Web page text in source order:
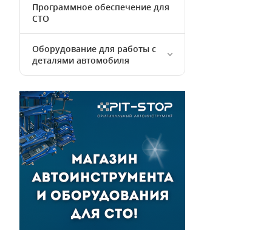
Программное обеспечение для
СТО
Оборудование для работы с
деталями автомобиля